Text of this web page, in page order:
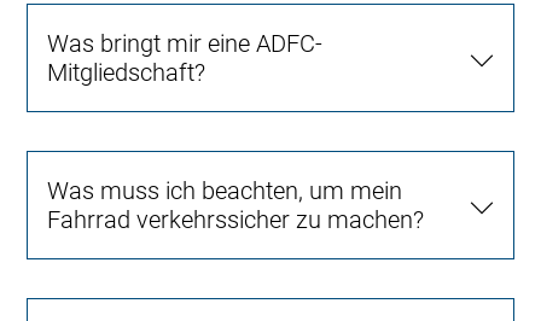
Was bringt mir eine ADFC-
Mitgliedschaft?
Was muss ich beachten, um mein
Fahrrad verkehrssicher zu machen?